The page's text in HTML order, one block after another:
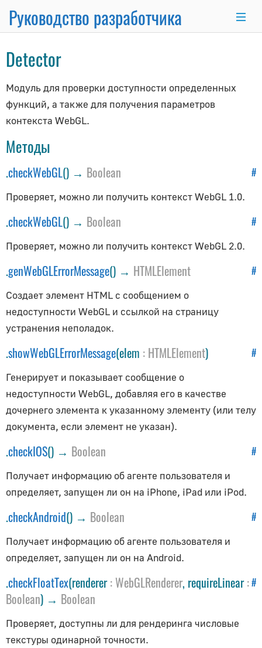
Руководство разработчика
Основные темы
Основы программирования
Использование Node.js и NPM
Интеграция с React.js/Vue.js
Комплект разработчика
Серверный рендеринг
Продвинутый WordPress
Рисование линий
Матричные преобразования
Как обновлять объекты
Как получить исходники
Анимация
AnimationAction
AnimationClip
AnimationUtils
KeyframeTrack
NumberKeyframeTrack
VectorKeyframeTrack
Аудио
Audio
AudioListener
PositionalAudio
Вспомогательные объекты
ArrowHelper
AxesHelper
Detector
Модуль для проверки доступности определенных
функций, а также для получения параметров
контекста WebGL.
Методы
#
.checkWebGL() → Boolean
Проверяет, можно ли получить контекст WebGL 1.0.
#
.checkWebGL() → Boolean
Проверяет, можно ли получить контекст WebGL 2.0.
#
.genWebGLErrorMessage() → HTMLElement
Создает элемент HTML с сообщением о
недоступности WebGL и ссылкой на страницу
устранения неполадок.
#
.showWebGLErrorMessage(elem : HTMLElement)
Генерирует и показывает сообщение о
недоступности WebGL, добавляя его в качестве
дочернего элемента к указанному элементу (или телу
документа, если элемент не указан).
#
.checkIOS() → Boolean
Получает информацию об агенте пользователя и
определяет, запущен ли он на iPhone, iPad или iPod.
#
.checkAndroid() → Boolean
Получает информацию об агенте пользователя и
определяет, запущен ли он на Android.
#
.checkFloatTex(renderer: WebGLRenderer, requireLinear:
Boolean) → Boolean
Проверяет, доступны ли для рендеринга числовые
текстуры одинарной точности.